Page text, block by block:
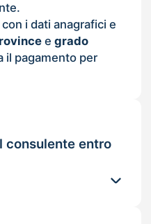
i dati anagrafici e
e grado
il pagamento per
consulente entro